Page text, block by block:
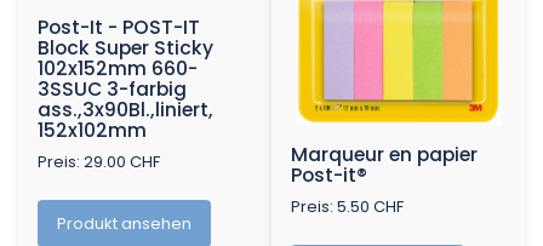
Post-It - POST-IT
Block Super Sticky
102x152mm 660-
3SSUC 3-farbig
ass.,3x90Bl.,liniert,
152x102mm
Preis: 29.00 CHF
Produkt ansehen
Marqueur en papier
Post-it®
Preis: 5.50 CHF